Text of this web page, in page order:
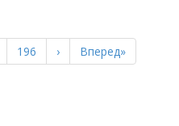
Page
196
Наступна
сторінка
›
Остання
сторінка
Вперед»